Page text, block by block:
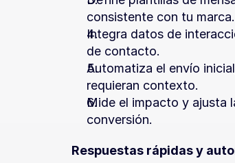
consistente con tu marca.
Integra datos de
de contacto.
Automatiza el envío
requieran contexto.
Mide el impacto y ajusta
conversión.
Respuestas rápidas y